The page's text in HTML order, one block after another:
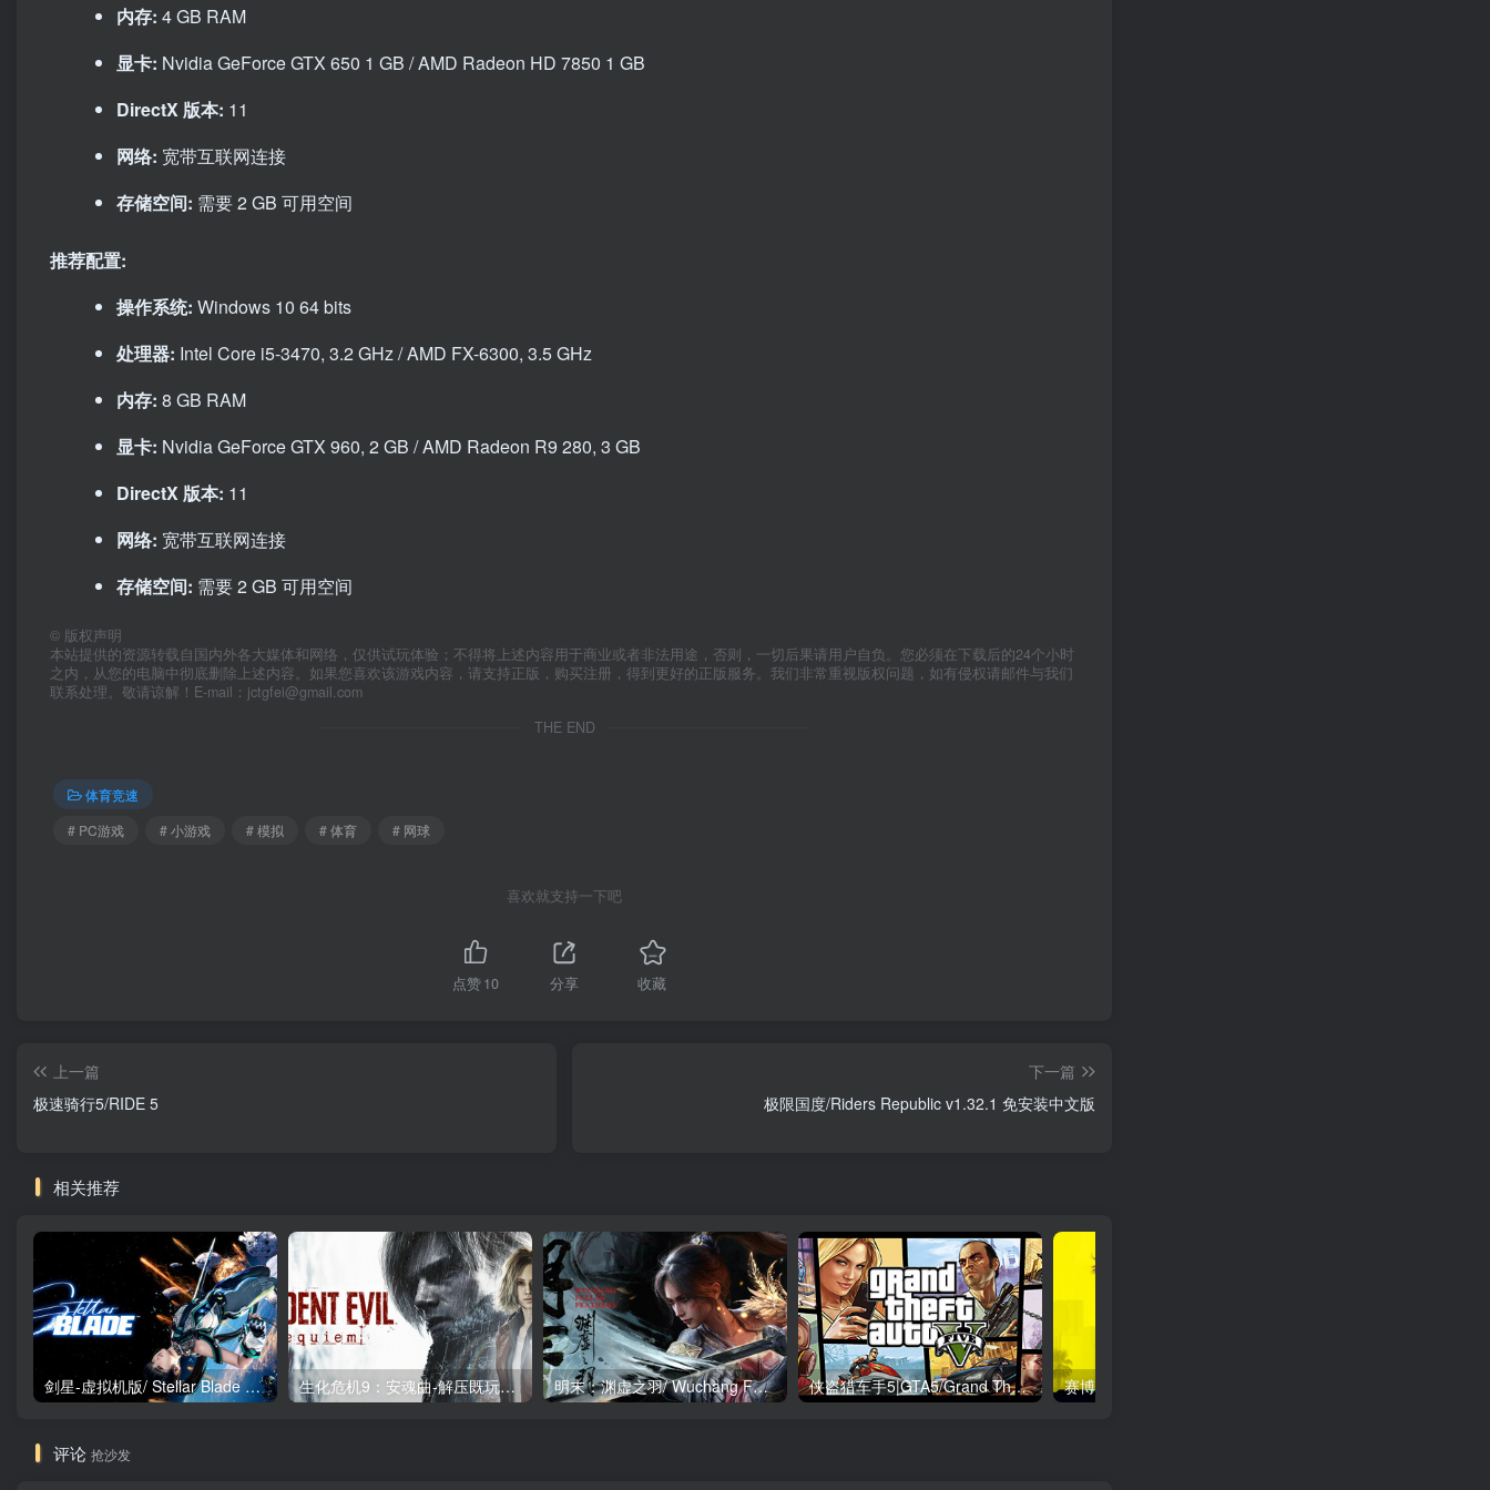
内存: 4 GB RAM
显卡: Nvidia GeForce GTX 650 1 GB / AMD Radeon HD 7850 1 GB
DirectX 版本: 11
网络: 宽带互联网连接
存储空间: 需要 2 GB 可用空间
推荐配置:
操作系统: Windows 10 64 bits
处理器: Intel Core i5-3470, 3.2 GHz / AMD FX-6300, 3.5 GHz
内存: 8 GB RAM
显卡: Nvidia GeForce GTX 960, 2 GB / AMD Radeon R9 280, 3 GB
DirectX 版本: 11
网络: 宽带互联网连接
存储空间: 需要 2 GB 可用空间
© 版权声明
本站提供的资源转载自国内外各大媒体和网络，仅供试玩体验；不得将上述内容用于商业或者非法用途，否则，一切后果请用户自负。您必须在下载后的24个小时
之内，从您的电脑中彻底删除上述内容。如果您喜欢该游戏内容，请支持正版，购买注册，得到更好的正版服务。我们非常重视版权问题，如有侵权请邮件与我们
联系处理。敬请谅解！E-mail：jctgfei@gmail.com
THE END
体育竞速
# PC游戏
# 小游戏 # 模拟 # 体育 # 网球
喜欢就支持一下吧
点赞10 分享 收藏
上一篇
极速骑行5/RIDE 5
下一篇
极限国度/Riders Republic v1.32.1 免安装中文版
相关推荐
剑星-虚拟机版/ Stellar Blade v1.4.1|Build.19963153 终极版新补丁 送修改器 免安装中文版 生化危机9：安魂曲-解压既玩版/ Resident Evil Requiem Build.22472737 送修改器 免安装中文版 明末：渊虚之羽/ Wuchang Fallen Feathers v1.7 豪华版 送修改器 免安装中文版 侠盗猎车手5|GTA5/Grand Theft Auto V Enhanced v1158.13 增强版 送修改器 免安装中文版
评论 抢沙发